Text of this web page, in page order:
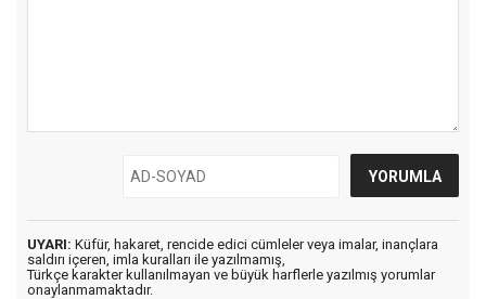
UYARI: Küfür, hakaret, rencide edici cümleler veya imalar, inançlara
saldırı içeren, imla kuralları ile yazılmamış,
Türkçe karakter kullanılmayan ve büyük harflerle yazılmış yorumlar
onaylanmamaktadır.